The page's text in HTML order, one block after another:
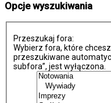
Opcje wyszukiwania
Przeszukaj fora:
Wybierz fora, które
przeszukiwane
subfora”, jest wyłączona.